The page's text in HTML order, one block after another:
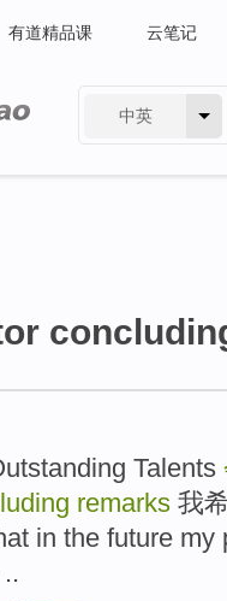
有道精品课 云笔记
中英
Talents
remarks 我
in the future